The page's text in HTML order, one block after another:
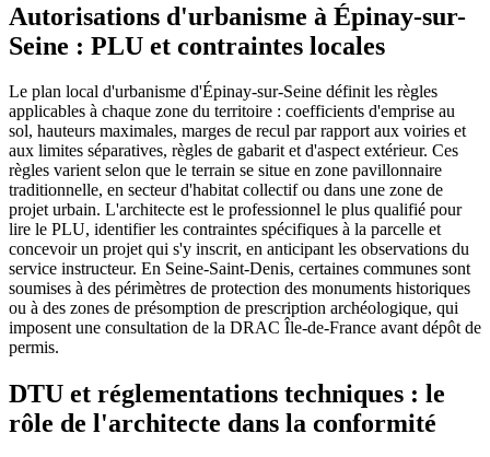
Autorisations d'urbanisme à Épinay-sur-
Seine : PLU et contraintes locales
Le plan local d'urbanisme d'Épinay-sur-Seine définit les règles
applicables à chaque zone du territoire : coefficients d'emprise au
sol, hauteurs maximales, marges de recul par rapport aux voiries et
aux limites séparatives, règles de gabarit et d'aspect extérieur. Ces
règles varient selon que le terrain se situe en zone pavillonnaire
traditionnelle, en secteur d'habitat collectif ou dans une zone de
projet urbain. L'architecte est le professionnel le plus qualifié pour
lire le PLU, identifier les contraintes spécifiques à la parcelle et
concevoir un projet qui s'y inscrit, en anticipant les observations du
service instructeur. En Seine-Saint-Denis, certaines communes sont
soumises à des périmètres de protection des monuments historiques
ou à des zones de présomption de prescription archéologique, qui
imposent une consultation de la DRAC Île-de-France avant dépôt de
permis.
DTU et réglementations techniques : le
rôle de l'architecte dans la conformité